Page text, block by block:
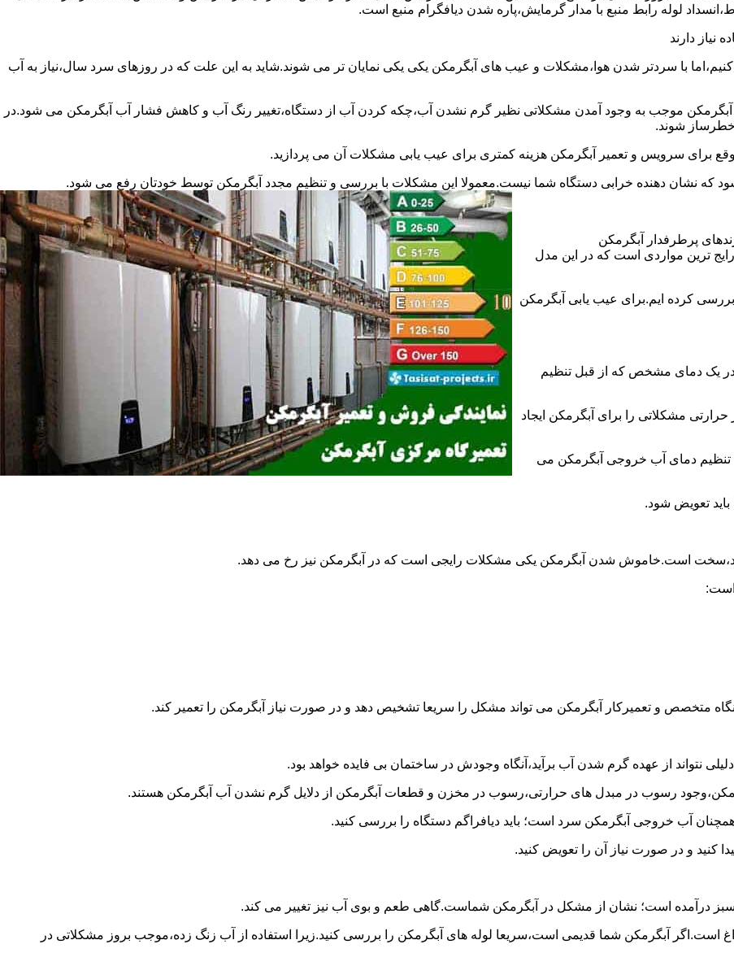
لوله رابط منبع با مدار گرمایش،پاره شدن دیافگرام منبع است.
نیاز دارند
با سردتر شدن هوا،مشکلات و عیب های آبگرمکن یکی یکی نمایان تر می شوند.شاید به این علت که در روزهای سرد سال،نیاز به آب
موجب به وجود آمدن مشکلاتی نظیر گرم نشدن آب،چکه کردن آب از دستگاه،تغییر رنگ آب و کاهش فشار آب آبگرمکن می شود.در
خطرساز شوند.
برای سرویس و تعمیر آبگرمکن هزینه کمتری برای عیب یابی مشکلات آن می پردازید.
که نشان دهنده خرابی دستگاه شما نیست.معمولا این مشکلات با بررسی و تنظیم مجدد آبگرمکن توسط خودتان رفع می شود.
پرطرفدار آبگرمکن
ترین مواردی است که در این مدل
کرده ایم.برای عیب یابی آبگرمکن
در یک دمای مشخص که از قبل تنظیم
مشکلاتی را برای آبگرمکن ایجاد
دمای آب خروجی آبگرمکن می
تعویض شود.
است.خاموش شدن آبگرمکن یکی مشکلات رایجی است که در آبگرمکن نیز رخ می دهد.
است:
متخصص و تعمیرکار آبگرمکن می تواند مشکل را سریعا تشخیص دهد و در صورت نیاز آبگرمکن را تعمیر کند.
نتواند از عهده گرم شدن آب برآید،آنگاه وجودش در ساختمان بی فایده خواهد بود.
رسوب در مبدل های حرارتی،رسوب در مخزن و قطعات آبگرمکن از دلایل گرم نشدن آب آبگرمکن هستند.
آب خروجی آبگرمکن سرد است؛ باید دیافراگم دستگاه را بررسی کنید.
کنید و در صورت نیاز آن را تعویض کنید.
سبز درآمده است؛ نشان از مشکل در آبگرمکن شماست.گاهی طعم و بوی آب نیز تغییر می کند.
آبگرمکن شما قدیمی است،سریعا لوله های آبگرمکن را بررسی کنید.زیرا استفاده از آب زنگ زده،موجب بروز مشکلاتی در